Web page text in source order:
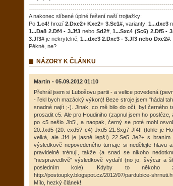
A nakonec slíbené úplné řešení naší trojtažky:
Po1.c4! hrozí2.Dxe2+ Kxe2+ 3.Sc1#, varianty: 1...dxc3
1...Da8 2.Df4 - 3.Jf3 nebo Sd2#,1...Sxc4 (Sc6) 2.Df5 -
3.Jf3# je nekrytelné, 1...dxe3 2.Dxe3 - 3.Jf3 nebo Dxe2#
Pěkné, ne?
NÁZORY K ČLÁNKU
Martin - 05.09.2012 01:10
Přehrál jsem si Lubošovu partii - a velice povedená
- řekl bych mazácký výkon)! Beze stroje jsem "hádal
snadné najít ;-). Jinak, co mě bilo do očí, byl černého
prosadit c5. Ale pro Houdiniho (zapnul jsem ho
po c5 nešlo Jb5!, a naopak, černý se poté mohl
20.Jxd5 (20. cxd5? c4) Jxd5 21.Sxg7 Jf4!! (tohle je
velká, ale Jf4 je jasně lepší) 22.Se5 Je2+ s
výsledkově nepovedeného turnaje si nedělejte
pravidelně trénují, takže (a snad se nikoho
"nespravedlivě" výsledkově vydařil (no jo, švýcar a
posledním kole). Kdyby to někoho
http://postoupky.blogspot.cz/2012/07/pardubice-
Mílo, hezký článek!